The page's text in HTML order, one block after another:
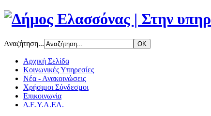
Αναζήτηση...
Αρχική Σελίδα
Κοινωνικές Υπηρεσίες
Νέα - Ανακοινώσεις
Χρήσιμοι Σύνδεσμοι
Επικοινωνία
Δ.Ε.Υ.Α.ΕΛ.